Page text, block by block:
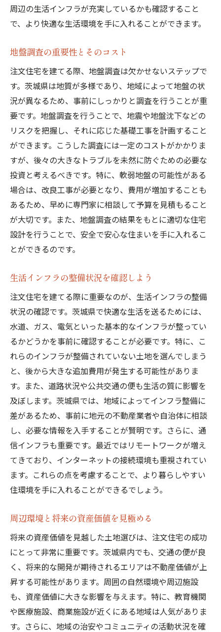
地域別の建築費用の違いを理解する
異なる業者の見積もりを比較する方法
共通仕様とオプション仕様の違い
見積もりに隠されたコストを見抜く
価格交渉で得られるメリット
注文住宅における費用の内訳と削減の実例紹介
設計費用の抑え方と実例
施工費用の調整方法とその効果
家具・インテリア費用の賢い選び方
エネルギー費用の最適化と実例
メンテナンス費用の予測と対策
トータルコストの最適化を目指して
茨城県で予算を抑えた注文住宅の成功事例とそ
の秘訣
低コストで実現したデザイン住宅の事例
コミュニティと連携した工事での削減事例
エコ住宅で実現したランニングコスト削減
無駄を省いたシンプルスタイルの実現
施主自らが関わったプロジェクトの成功例
未来を見据えた長期的視点での費用管理
周辺の生活インフラが充実しているかも確認すること
で、より快適な生活環境を手に入れることができます。
地盤調査の重要性とそのコスト
注文住宅を建てる際、地盤調査は欠かせないステップで
す。茨城県は地質が多様であり、地域によって地盤の状
況が異なるため、事前にしっかりと調査を行うことが重
要です。地盤調査を行うことで、地震や地盤沈下などの
リスクを把握し、それに応じた基礎工事を計画すること
ができます。こうした調査には一定のコストがかかりま
すが、後々の大きなトラブルを未然に防ぐための必要な
投資と考えるべきです。特に、軟弱地盤の可能性がある
場合は、改良工事が必要となり、費用が増加することも
あるため、早めに専門家に相談して予算を見積もること
が大切です。また、地盤調査の結果をもとに適切な住宅
設計を行うことで、安全で安心な住まいを手に入れるこ
とができるのです。
生活インフラの整備状況を確認しよう
注文住宅を建てる際に重要なのが、生活インフラの整備
状況の確認です。茨城県で快適な生活を送るためには、
水道、ガス、電気といった基本的なインフラが整ってい
るかどうかを事前に確認することが必要です。特に、こ
れらのインフラが整備されていない土地を選んでしまう
と、後から大きな追加費用が発生する可能性がありま
す。また、道路状況や公共交通の便も生活の質に影響を
及ぼします。茨城県では、地域によってインフラ整備に
差があるため、事前に地元の不動産業者や自治体に相談
し、必要な情報を入手することが賢明です。さらに、通
信インフラも重要です。最近ではリモートワークが増え
てきており、インターネットの接続環境も重視されてい
ます。これらの点を考慮することで、より暮らしやすい
住環境を手に入れることができるでしょう。
周辺環境と将来の資産価値を見極める
将来の資産価値を見越した土地選びは、注文住宅の成功
にとって非常に重要です。茨城県内でも、交通の便が良
く、将来的な開発が期待されるエリアは不動産価値が上
昇する可能性があります。周囲の自然環境や周辺施設
も、資産価値に大きな影響を与えます。特に、教育機関
や医療施設、商業施設が近くにある地域は人気がありま
す。さらに、地域の治安やコミュニティの活動状況を確